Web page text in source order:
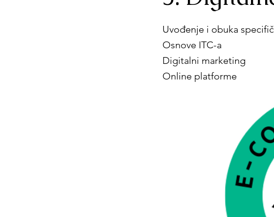
Uvođenje i obuka
Osnove ITC-a
Digitalni marketing
Online platforme